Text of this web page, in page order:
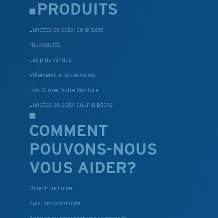
PRODUITS
Lunettes de soleil polarisées
Nouveautés
Les plus vendus
Vêtements et accessoires
Fais Graver Votre Monture
Lunettes de soleil pour la pêche
COMMENT
POUVONS-NOUS
VOUS AIDER?
Obtenir de l'aide
Suivi de commande